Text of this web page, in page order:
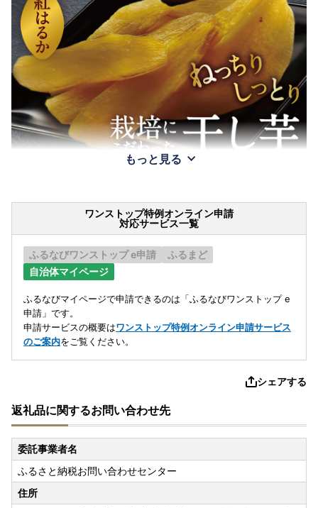
もっと見る
ワンストップ特例オンライン申請
対応サービス一覧
ふるなびワンストップ e申請
ふるまど
自治体マイページ
ふるなびマイページで申請できるのは「ふるなびワンストップ e
申請」です。
申請サービスの概要はワンストップ特例オンライン申請サービス
のご案内をご覧ください。
シェアする
返礼品に関するお問い合わせ先
委託事業者名
ふるさと納税お問い合わせセンター
住所